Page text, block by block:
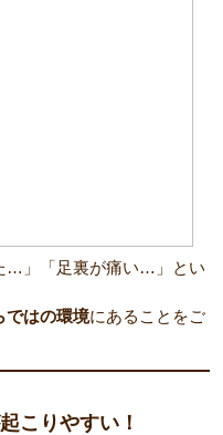
…」「足裏が痛い…」とい
ではの環境にあることをご
こりやすい！